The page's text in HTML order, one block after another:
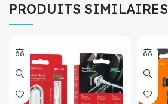
PRODUITS SIMILAIRES